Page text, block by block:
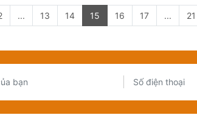
... 13 14 15 16 17 ... 21